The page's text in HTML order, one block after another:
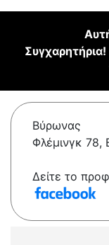
Συγχαρητήρια!
Βύρωνας
Φλέμινγκ 78,
Δείτε το